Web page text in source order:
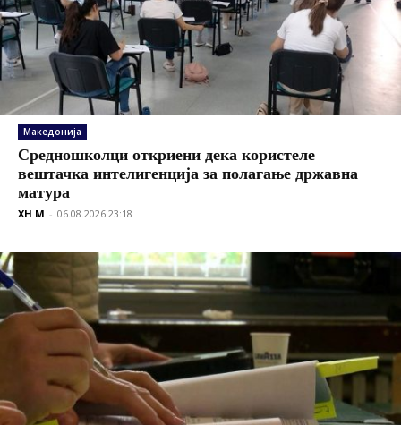
Македонија
Средношколци откриени дека користеле
вештачка интелигенција за полагање државна
матура
XH M - 06.08.2026 23:18